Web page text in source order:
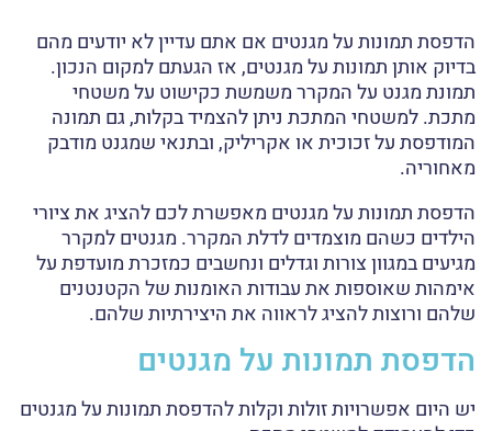
הדפסת תמונות על מגנטים אם אתם עדיין לא יודעים מהם
בדיוק אותן תמונות על מגנטים, אז הגעתם למקום הנכון.
תמונת מגנט על המקרר משמשת כקישוט על משטחי
מתכת. למשטחי המתכת ניתן להצמיד בקלות, גם תמונה
המודפסת על זכוכית או אקריליק, ובתנאי שמגנט מודבק
מאחוריה.
הדפסת תמונות על מגנטים מאפשרת לכם להציג את ציורי
הילדים כשהם מוצמדים לדלת המקרר. מגנטים למקרר
מגיעים במגוון צורות וגדלים ונחשבים כמזכרת מועדפת על
אימהות שאוספות את עבודות האומנות של הקטנטנים
שלהם ורוצות להציג לראווה את היצירתיות שלהם.
הדפסת תמונות על מגנטים
יש היום אפשרויות זולות וקלות להדפסת תמונות על מגנטים